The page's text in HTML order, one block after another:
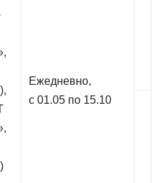
Ежедневно,
с 01.05 по 15.10